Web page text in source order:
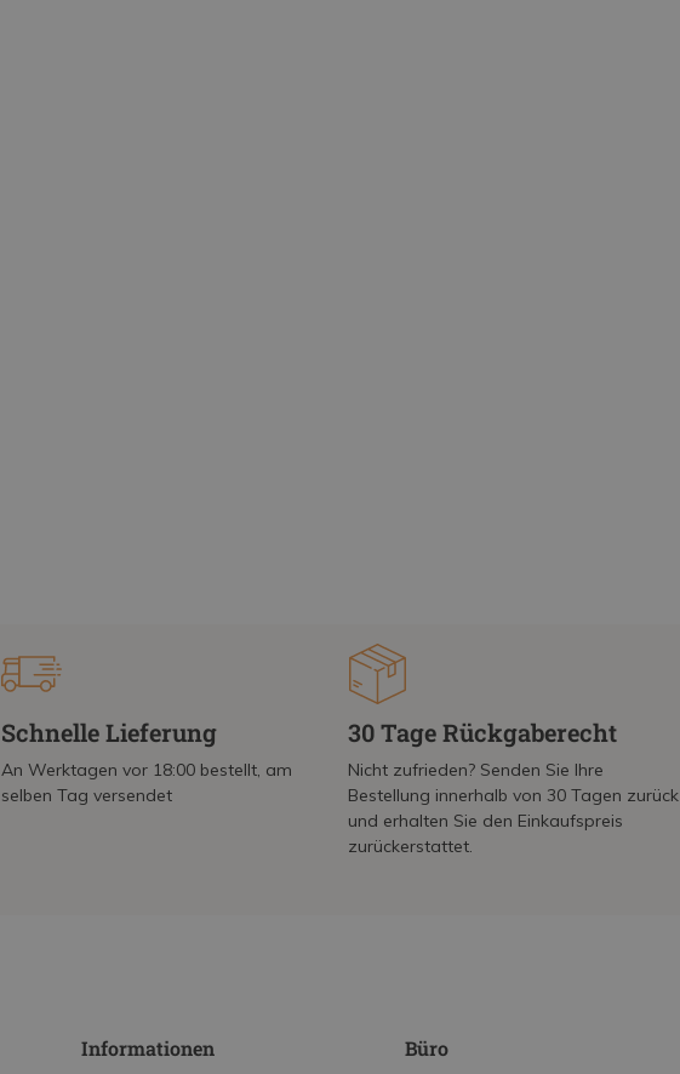
Schnelle Lieferung
An Werktagen vor 18:00 bestellt, am
selben Tag versendet
30 Tage Rückgaberecht
Nicht zufrieden? Senden Sie Ihre
Bestellung innerhalb von 30 Tagen zurück
und erhalten Sie den Einkaufspreis
zurückerstattet.
Informationen Büro